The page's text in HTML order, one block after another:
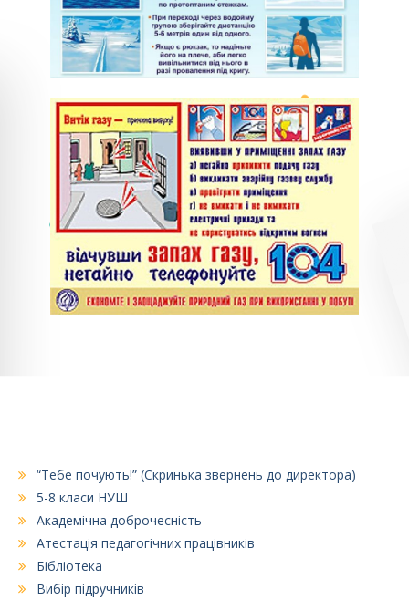
“Тебе почують!” (Скринька звернень до директора)
5-8 класи НУШ
Академічна доброчесність
Атестація педагогічних працівників
Бібліотека
Вибір підручників